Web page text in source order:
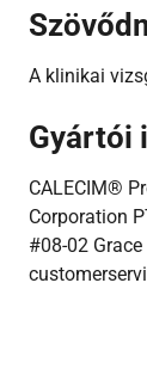
A klinikai
Gyártói
CALECIM®
Corporation
#08-02